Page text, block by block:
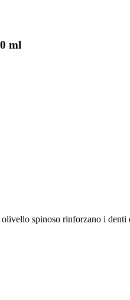
ml
spinoso rinforzano i denti